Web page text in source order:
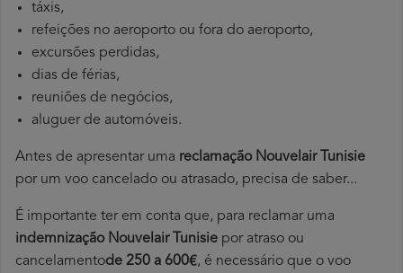
táxis,
refeições no aeroporto ou fora do aeroporto,
excursões perdidas,
dias de férias,
reuniões de negócios,
aluguer de automóveis.
Antes de apresentar uma reclamação Nouvelair Tunisie
por um voo cancelado ou atrasado, precisa de saber...
É importante ter em conta que, para reclamar uma
indemnização Nouvelair Tunisie por atraso ou
cancelamentode 250 a 600€, é necessário que o voo